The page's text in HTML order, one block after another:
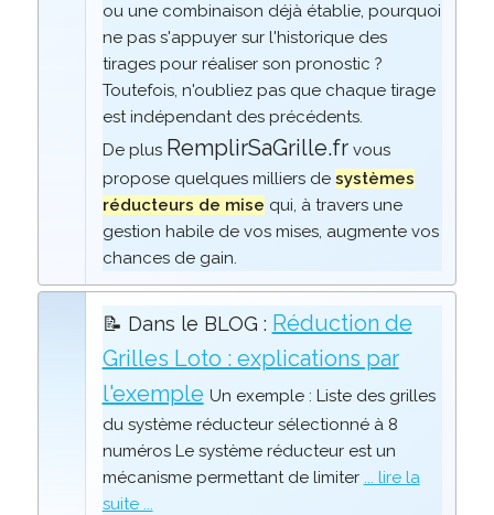
ou une combinaison déjà établie, pourquoi
ne pas s'appuyer sur l'historique des
tirages pour réaliser son pronostic ?
Toutefois, n'oubliez pas que chaque tirage
est indépendant des précédents.
De plus RemplirSaGrille.frvous
propose quelques milliers de systèmes
réducteurs de mise qui, à travers une
gestion habile de vos mises, augmente vos
chances de gain.
📝 Dans le BLOG : Réduction de
Grilles Loto : explications par
l'exemple Un exemple : Liste des grilles
du système réducteur sélectionné à 8
numéros Le système réducteur est un
mécanisme permettant de limiter ... lire la
suite ...